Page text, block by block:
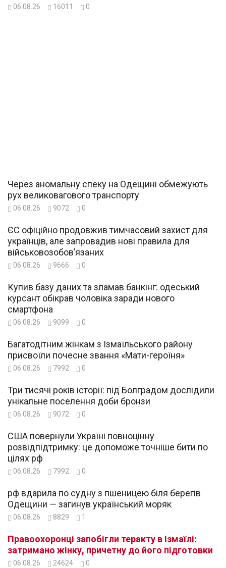
06.08.26 16011 0
Через аномальну спеку на Одещині обмежують
рух великовагового транспорту
06.08.26 9072 0
ЄС офіційно продовжив тимчасовий захист для
українців, але запровадив нові правила для
військовозобов’язаних
06.08.26 9666 0
Купив базу даних та зламав банкінг: одеський
курсант обікрав чоловіка заради нового
смартфона
06.08.26 9099 0
Багатодітним жінкам з Ізмаїльського району
присвоїли почесне звання «Мати-героїня»
06.08.26 7992 0
Три тисячі років історії: під Болградом дослідили
унікальне поселення доби бронзи
06.08.26 9072 0
США повернули Україні повноцінну
розвідпідтримку: це допоможе точніше бити по
цілях рф
06.08.26 7992 0
рф вдарила по судну з пшеницею біля берегів
Одещини — загинув український моряк
06.08.26 8829 1
Правоохоронці запобігли теракту в Ізмаїлі:
затримано жінку, причетну до його підготовки
06.08.26 24624 0